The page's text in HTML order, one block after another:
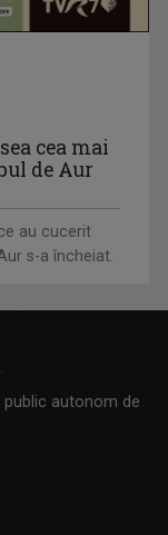
cea mai
de Aur
au cucerit
s-a încheiat.
public autonom de